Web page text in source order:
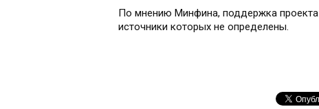
По мнению Минфина, поддержка
источники которых не определены.